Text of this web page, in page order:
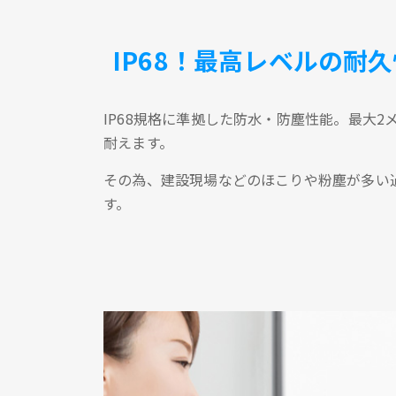
IP68！最高レベルの耐
IP68規格に準拠した防水・防塵性能。最大2
耐えます。
その為、建設現場などのほこりや粉塵が多
す。